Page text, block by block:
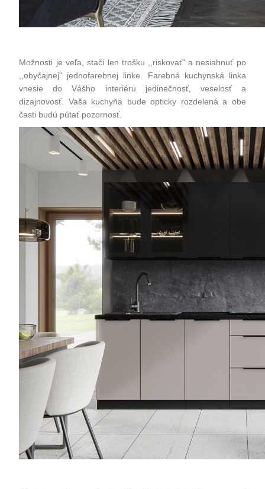
Možnosti je veľa, stačí len trošku ,,riskovať" a nesiahnuť po
,,obyčajnej" jednofarebnej linke. Farebná kuchynská linka
vnesie do Vášho interiéru jedinečnosť, veselosť a
dizajnovosť. Vaša kuchyňa bude opticky rozdelená a obe
časti budú pútať pozornosť.